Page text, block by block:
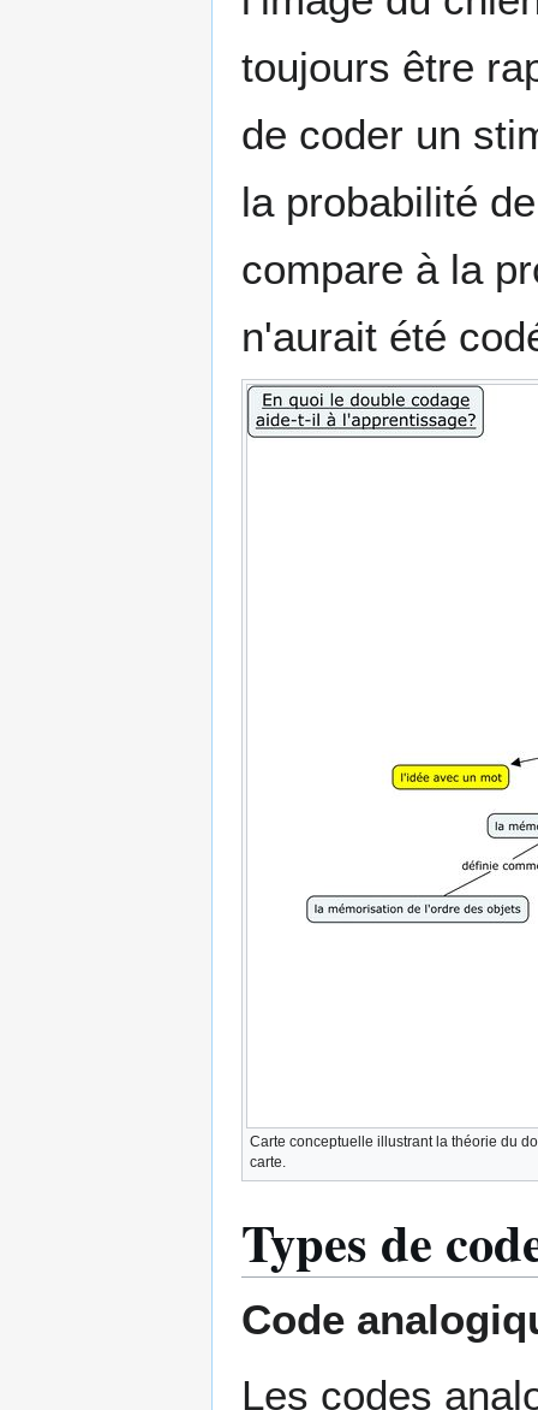
toujours être
de coder un
la probabilité
compare à la
n'aurait été
Carte conceptuelle illustrant la théorie du
carte.
Types de
Code
Les codes